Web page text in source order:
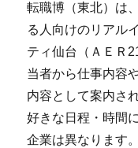
転職博（東北）は
る人向けのリアル
ティ仙台（ＡＥＲ
当者から仕事内容
内容として案内さ
好きな日程・時間
企業は異なります。